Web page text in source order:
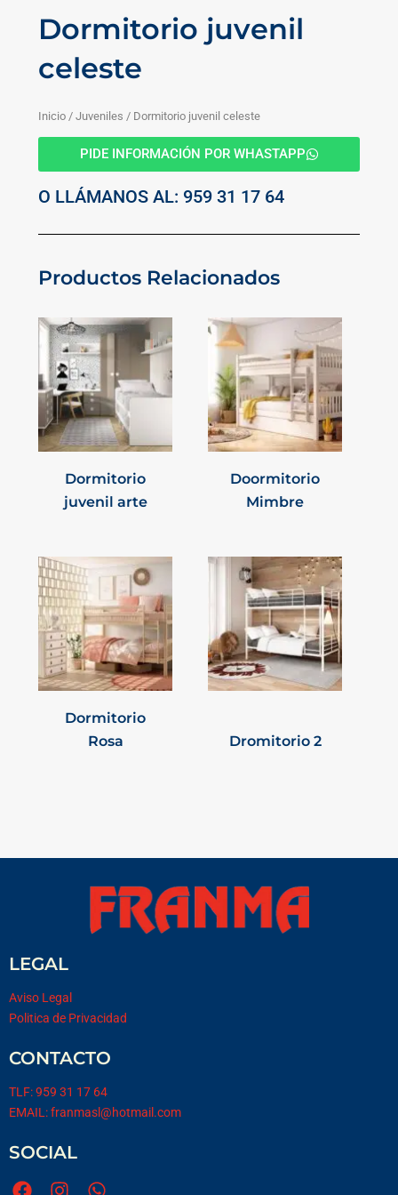
Dormitorio juvenil
celeste
Inicio / Juveniles / Dormitorio juvenil celeste
PIDE INFORMACIÓN POR WHASTAPP
O LLÁMANOS AL: 959 31 17 64
Productos Relacionados
Dormitorio
juvenil arte
Doormitorio
Mimbre
Dormitorio
Rosa
Dromitorio 2
LEGAL
Aviso Legal
Politica de Privacidad
CONTACTO
TLF: 959 31 17 64
EMAIL: franmasl@hotmail.com
SOCIAL
F
I
W